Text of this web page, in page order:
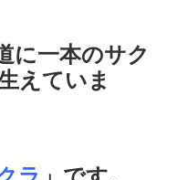
に一本のサク
えていま